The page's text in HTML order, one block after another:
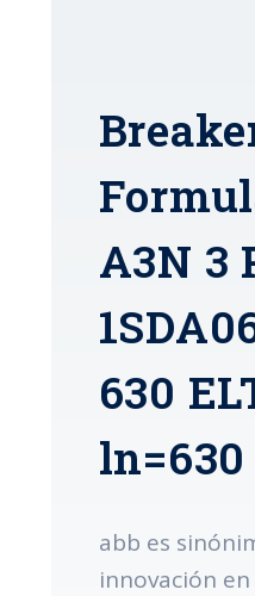
A3N 3
630
ln=630
abb es
innovación